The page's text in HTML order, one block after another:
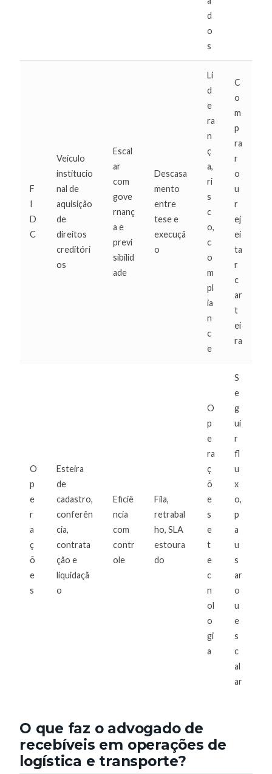
d
o
s
F
I
D
C
Veículo
institucio
nal de
aquisição
de
direitos
creditóri
os
Escal
ar
com
gove
rnanç
a e
previ
sibilid
ade
Descasa
mento
entre
tese e
execuçã
o
Li
d
e
ra
n
ç
a,
ri
s
c
o,
c
o
m
pl
ia
n
c
e
C
o
m
p
ra
r
o
u
r
ej
ei
ta
r
c
ar
t
ei
ra
O
p
e
r
a
ç
õ
e
s
Esteira
de
cadastro,
conferên
cia,
contrata
ção e
liquidaçã
o
Eficiê
ncia
com
contr
ole
Fila,
retrabal
ho, SLA
estoura
do
O
p
e
ra
ç
õ
e
s
e
t
e
c
n
ol
o
gi
a
S
e
g
ui
r
fl
u
x
o,
p
a
u
s
ar
o
u
e
s
c
al
ar
O que faz o advogado de
recebíveis em operações de
logística e transporte?